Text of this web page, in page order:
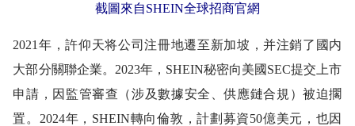
截圖來自SHEIN全球招商官網
2021年，許仰天将公司注冊地遷至新加坡，并注銷了國内
大部分關聯企業。2023年，SHEIN秘密向美國SEC提交上市
申請，因監管審查（涉及數據安全、供應鏈合規）被迫擱
置。2024年，SHEIN轉向倫敦，計劃募資50億美元，也因